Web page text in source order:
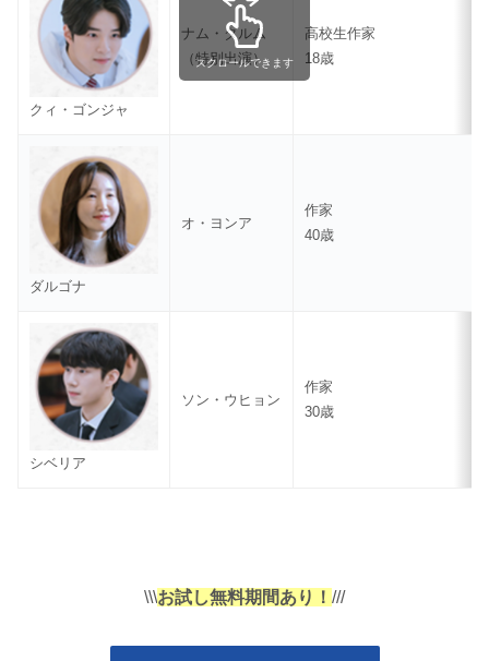
クィ・ゴンジャ
ナム・ダルム
（特別出演）
高校生作家
18歳
ダルゴナ
オ・ヨンア
作家
40歳
シベリア
ソン・ウヒョン
作家
30歳
スクロールできます
\\\お試し無料期間あり！ ///